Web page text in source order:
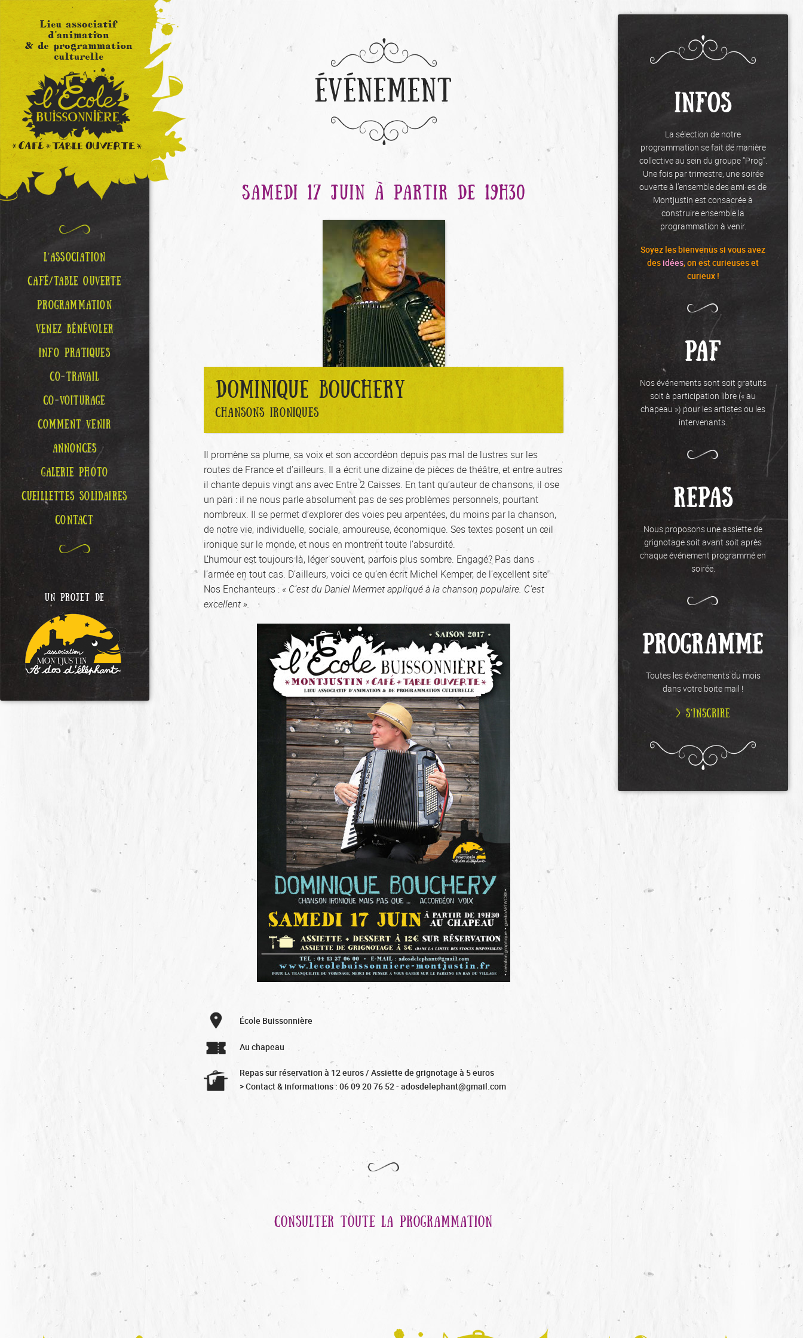
L’ASSOCIATION
CAFÉ/TABLE OUVERTE
PROGRAMMATION
VENEZ BÉNÉVOLER
INFO PRATIQUES
CO-TRAVAIL
CO-VOITURAGE
COMMENT VENIR
ANNONCES
GALERIE PHOTO
CUEILLETTES SOLIDAIRES
CONTACT
UN PROJET DE
ÉVÉNEMENT
SAMEDI 17 JUIN À PARTIR DE 19H30
DOMINIQUE BOUCHERY
CHANSONS IRONIQUES
Il promène sa plume, sa voix et son accordéon depuis pas mal de lustres sur les
routes de France et d’ailleurs. Il a écrit une dizaine de pièces de théâtre, et entre autres
il chante depuis vingt ans avec Entre 2 Caisses. En tant qu’auteur de chansons, il ose
un pari : il ne nous parle absolument pas de ses problèmes personnels, pourtant
nombreux. Il se permet d’explorer des voies peu arpentées, du moins par la chanson,
de notre vie, individuelle, sociale, amoureuse, économique. Ses textes posent un œil
ironique sur le monde, et nous en montrent toute l’absurdité.
L’humour est toujours là, léger souvent, parfois plus sombre. Engagé? Pas dans
l’armée en tout cas. D’ailleurs, voici ce qu’en écrit Michel Kemper, de l’excellent site
Nos Enchanteurs : « C’est du Daniel Mermet appliqué à la chansonpopulaire. C’est
excellent ».
École Buissonnière
Au chapeau
Repas sur réservation à 12 euros / Assiette de grignotage à 5 euros
> Contact & informations : 06 09 20 76 52 - adosdelephant@gmail.com
CONSULTER TOUTE LA PROGRAMMATION
INFOS
La sélection de notre
programmation se fait de manière
collective au sein du groupe “Prog”.
Une fois par trimestre, une soirée
ouverte à l’ensemble des ami·es de
Montjustin est consacrée à
construire ensemble la
programmation à venir.
Soyez lesbienvenussi vous avez
des idées, on est curieuses et
curieux !
PAF
Nos événements sont soit gratuits
soit à participation libre (« au
chapeau ») pour les artistes ou les
intervenants.
REPAS
Nous proposons une assiette de
grignotage soit avant soit après
chaque événement programmé en
soirée.
PROGRAMME
Toutes les événements du mois
dans votre boite mail !
> S’INSCRIRE